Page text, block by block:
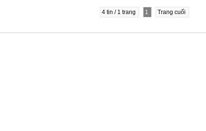
4 tin / 1 trang 1 Trang cuối